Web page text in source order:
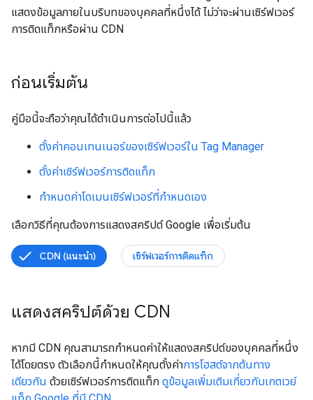
แสดงข้อมูลภายในบริบทของบุคคลที่หนึ่งได้ ไม่ว่าจะผ่านเซิร์ฟเวอร์
การติดแท็กหรือผ่าน CDN
ก่อนเริ่มต้น
คู่มือนี้จะถือว่าคุณได้ดำเนินการต่อไปนี้แล้ว
ตั้งค่าคอนเทนเนอร์ของเซิร์ฟเวอร์ใน Tag Manager
ตั้งค่าเซิร์ฟเวอร์การติดแท็ก
กำหนดค่าโดเมนเซิร์ฟเวอร์ที่กำหนดเอง
เลือกวิธีที่คุณต้องการแสดงสคริปต์ Google เพื่อเริ่มต้น
CDN (แนะนํา) เซิร์ฟเวอร์การติดแท็ก
แสดงสคริปต์ด้วย CDN
หากมี CDN คุณสามารถกำหนดค่าให้แสดงสคริปต์ของบุคคลที่หนึ่ง
ได้โดยตรง ตัวเลือกนี้กำหนดให้คุณตั้งค่าการโฮสต์จากต้นทาง
เดียวกัน ด้วยเซิร์ฟเวอร์การติดแท็ก ดูข้อมูลเพิ่มเติมเกี่ยวกับเกตเวย์